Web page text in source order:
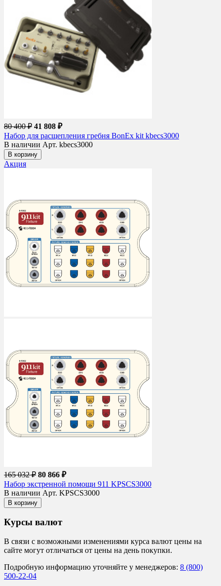
80 400 ₽ 41 808 ₽
Набор для расщепления гребня BonEx kit kbecs3000
В наличии Арт. kbecs3000
В корзину
Акция
165 032 ₽ 80 866 ₽
Набор экстренной помощи 911 KPSCS3000
В наличии Арт. KPSCS3000
В корзину
Курсы валют
В связи с возможными изменениями курса валют цены на
сайте могут отличаться от цены на день покупки.
Подробную информацию уточняйте у менеджеров: 8 (800)
500-22-04